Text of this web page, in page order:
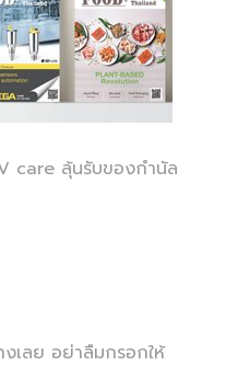
care ลุ้นรับของกำนัล
เลย อย่าลืมกรอกให้